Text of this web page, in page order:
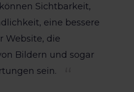
Sichtbarkeit,
eine bessere
Website, die
Bildern und sogar
sein.